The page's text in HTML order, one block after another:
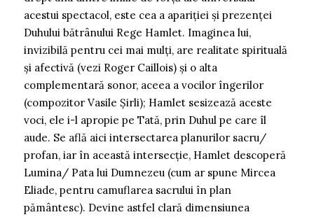
acestui spectacol, este cea a apariției și prezenței
Duhului bătrânului Rege Hamlet. Imaginea lui,
invizibilă pentru cei mai mulți, are realitate spirituală
și afectivă (vezi Roger Caillois) și o alta
complementară sonor, aceea a vocilor îngerilor
(compozitor Vasile Șirli); Hamlet sesizează aceste
voci, ele i-l apropie pe Tată, prin Duhul pe care îl
aude. Se află aici intersectarea planurilor sacru/
profan, iar în această intersecție, Hamlet descoperă
Lumina/ Pata lui Dumnezeu (cum ar spune Mircea
Eliade, pentru camuflarea sacrului în plan
pământesc). Devine astfel clară dimensiunea